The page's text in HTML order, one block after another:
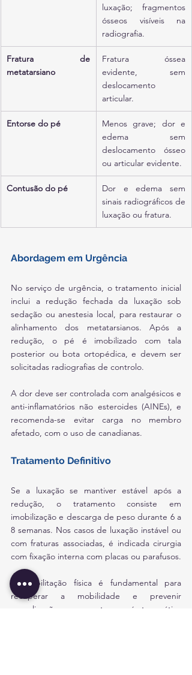
luxação; fragmentos
ósseos visíveis na
radiografia.
Fratura de
metatarsiano
Fratura óssea
evidente, sem
deslocamento
articular.
Entorse do pé
Menos grave; dor e
edema sem
deslocamento ósseo
ou articular evidente.
Contusão do pé
Dor e edema sem
sinais radiográficos de
luxação ou fratura.
Abordagem em Urgência
No serviço de urgência, o tratamento inicial
inclui a redução fechada da luxação sob
sedação ou anestesia local, para restaurar o
alinhamento dos metatarsianos. Após a
redução, o pé é imobilizado com tala
posterior ou bota ortopédica, e devem ser
solicitadas radiografias de controlo.
A dor deve ser controlada com analgésicos e
anti-inflamatórios não esteroides (AINEs), e
recomenda-se evitar carga no membro
afetado, com o uso de canadianas.
Tratamento Definitivo
Se a luxação se mantiver estável após a
redução, o tratamento consiste em
imobilização e descarga de peso durante 6 a
8 semanas. Nos casos de luxação instável ou
com fraturas associadas, é indicada cirurgia
A reabilitação física é fundamental para
recuperar a mobilidade e prevenir
complicações como artrose pós-traumática